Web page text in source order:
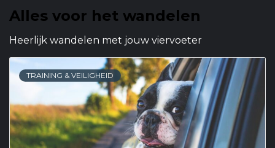
Alles voor het wandelen
Heerlijk wandelen met jouw viervoeter
TRAINING & VEILIGHEID